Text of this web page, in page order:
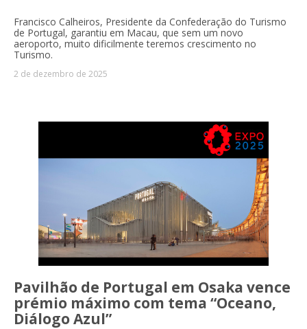
Francisco Calheiros, Presidente da Confederação do Turismo
de Portugal, garantiu em Macau, que sem um novo
aeroporto, muito dificilmente teremos crescimento no
Turismo.
2 de dezembro de 2025
Pavilhão de Portugal em Osaka vence
prémio máximo com tema “Oceano,
Diálogo Azul”